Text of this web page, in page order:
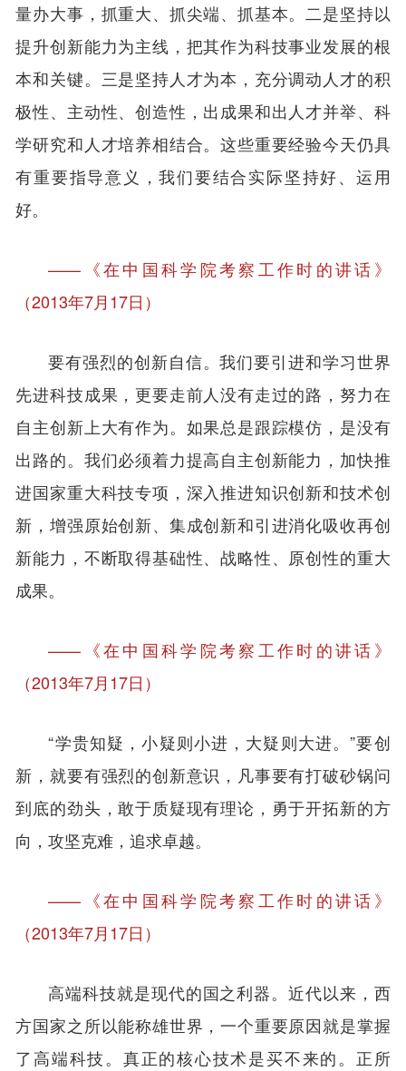
量办大事，抓重大、抓尖端、抓基本。二是坚持以
提升创新能力为主线，把其作为科技事业发展的根
本和关键。三是坚持人才为本，充分调动人才的积
极性、主动性、创造性，出成果和出人才并举、科
学研究和人才培养相结合。这些重要经验今天仍具
有重要指导意义，我们要结合实际坚持好、运用
好。
——《在中国科学院考察工作时的讲话》
（2013年7月17日）
要有强烈的创新自信。我们要引进和学习世界
先进科技成果，更要走前人没有走过的路，努力在
自主创新上大有作为。如果总是跟踪模仿，是没有
出路的。我们必须着力提高自主创新能力，加快推
进国家重大科技专项，深入推进知识创新和技术创
新，增强原始创新、集成创新和引进消化吸收再创
新能力，不断取得基础性、战略性、原创性的重大
成果。
——《在中国科学院考察工作时的讲话》
（2013年7月17日）
“学贵知疑，小疑则小进，大疑则大进。”要创
新，就要有强烈的创新意识，凡事要有打破砂锅问
到底的劲头，敢于质疑现有理论，勇于开拓新的方
向，攻坚克难，追求卓越。
——《在中国科学院考察工作时的讲话》
（2013年7月17日）
高端科技就是现代的国之利器。近代以来，西
方国家之所以能称雄世界，一个重要原因就是掌握
了高端科技。真正的核心技术是买不来的。正所